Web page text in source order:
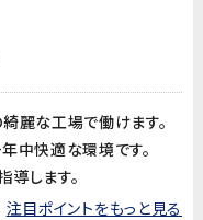
麗な工場で働けます。
中快適な環境です。
します。
注目ポイントをもっと見る